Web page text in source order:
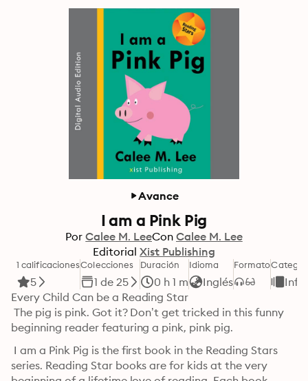
Avance
I am a Pink Pig
Por Calee M. LeeCon Calee M. Lee
Editorial Xist Publishing
1 calificaciones
5
Colecciones
1 de 25
Duración
0 h 1 m
Idioma
Inglés
Formato
Every Child Can be a Reading Star
The pig is pink. Got it? Don’t get tricked in this funny
I am a Pink Pig is the first book in the Reading Stars
series. Reading Star books are for kids at the very